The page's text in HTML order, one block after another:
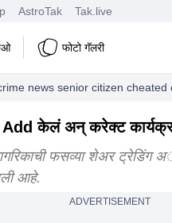
AstroTak Tak.live
फोटो गॅलरी
news senior citizen
Add केलं अन् करेक्ट
फसव्या शेअर ट्रेडिंग
आहे.
ADVERTISEMENT